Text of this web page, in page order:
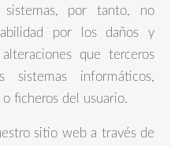
sistemas, por tanto, no
por los daños y
que terceros
informáticos,
ficheros del usuario.
sitio web a través de